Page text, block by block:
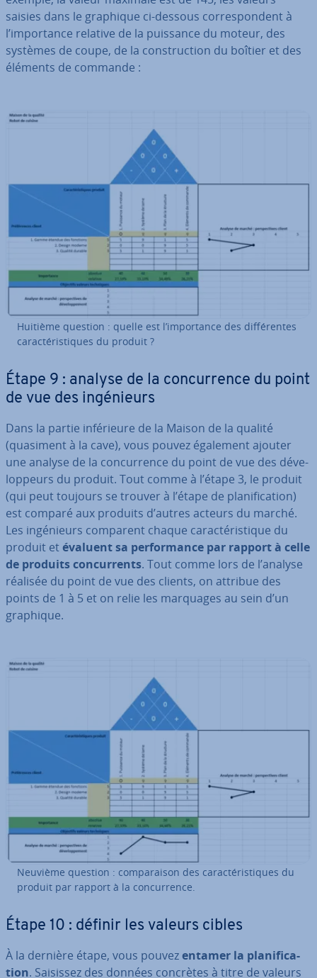
saisies dans le graphique ci-dessous cor­res­pon­dent à
l’im­por­tance relative de la puissance du moteur, des
systèmes de coupe, de la cons­truc­tion du boîtier et des
éléments de commande :
Huitième question : quelle est l’im­por­tance des dif­fé­rentes
ca­rac­té­ris­tiques du produit ?
Étape 9 : analyse de la con­cur­rence du point
de vue des in­gé­nieurs
Dans la partie in­fé­rieure de la Maison de la qualité
(quasiment à la cave), vous pouvez également ajouter
une analyse de la con­cur­rence du point de vue des dé­ve­
lop­peurs du produit. Tout comme à l’étape 3, le produit
(qui peut toujours se trouver à l’étape de pla­ni­fi­ca­tion)
est comparé aux produits d’autres acteurs du marché.
Les in­gé­nieurs comparent chaque ca­rac­té­ris­tique du
produit etévaluent sa per­for­mance par rapport à celle
de produits con­cur­rents. Tout comme lors de l’analyse
réalisée du point de vue des clients, on attribue des
points de 1 à 5 et on relie les marquages au sein d’un
graphique.
Neuvième question : com­pa­rai­son des ca­rac­té­ris­tiques du
produit par rapport à la con­cur­rence.
Étape 10 : définir les valeurs cibles
À la dernière étape, vous pouvezentamer la pla­ni­fi­ca­
tion. Saisissez des données concrètes à titre de valeurs